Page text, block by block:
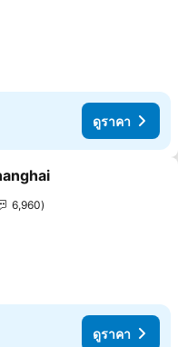
ดูราคา
รายการโปรด
6,960
ดูราคา